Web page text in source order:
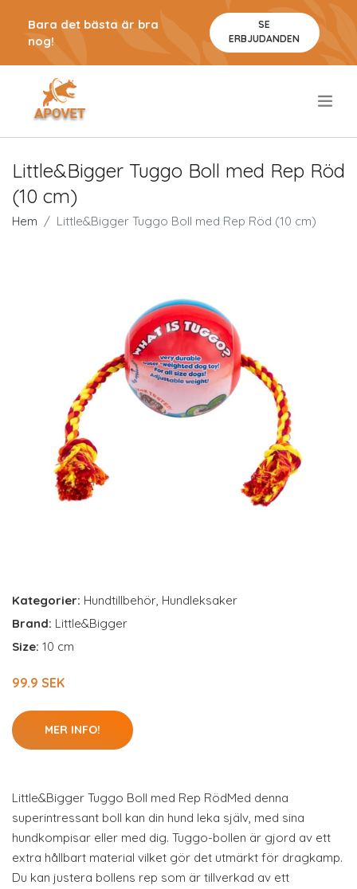
Bara det bästa är bra
nog!
SE
ERBJUDANDEN
Little&Bigger Tuggo Boll med Rep Röd
(10 cm)
Hem Little&Bigger Tuggo Boll med Rep Röd (10 cm)
Kategorier: Hundtillbehör, Hundleksaker
Brand: Little&Bigger
Size: 10 cm
99.9 SEK
MER INFO!
Little&Bigger Tuggo Boll med Rep RödMed denna
superintressant boll kan din hund leka själv, med sina
hundkompisar eller med dig. Tuggo-bollen är gjord av ett
extra hållbart material vilket gör det utmärkt för dragkamp.
Du kan justera bollens rep som är tillverkad av ett